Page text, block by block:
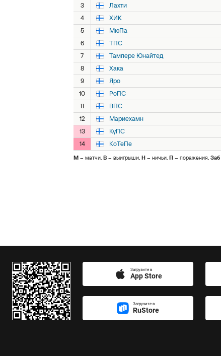
3
Лахти
4
ХИК
5
МюПа
6
ТПС
7
Тампере Юнайтед
8
Хака
9
Яро
10
РоПС
11
ВПС
12
Мариехамн
13
КуПС
14
КоТеПе
М – матчи, В – выигрыши, Н – ничьи, П – поражения, Заб
Загрузите в
App Store
Загрузите в
RuStore